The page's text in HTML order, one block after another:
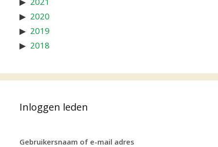
2020
2019
2018
Inloggen leden
Gebruikersnaam of e-mail adres